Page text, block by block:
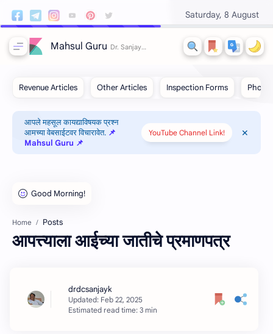
Saturday, 8 August
Mahsul Guru
आपले महसूल कायद्याविषयक प्रश्न
आमच्या वेबसाईटवर विचारावेत. 📌
Mahsul Guru 📌
YouTube Channel Link!
Home Posts
आपत्त्‍याला आईच्‍या जातीचे प्रमाणपत्र
Estimated read time: 3 min